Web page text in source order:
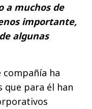
a muchos de
importante,
algunas
compañía ha
para él han